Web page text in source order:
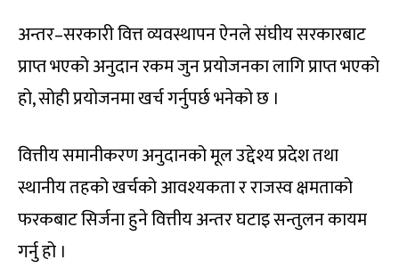
अन्तर–सरकारी वित्त व्यवस्थापन ऐनले संघीय सरकारबाट
प्राप्त भएको अनुदान रकम जुन प्रयोजनका लागि प्राप्त भएको
हो, सोही प्रयोजनमा खर्च गर्नुपर्छ भनेको छ ।
वित्तीय समानीकरण अनुदानको मूल उद्देश्य प्रदेश तथा
स्थानीय तहको खर्चको आवश्यकता र राजस्व क्षमताको
फरकबाट सिर्जना हुने वित्तीय अन्तर घटाइ सन्तुलन कायम
गर्नु हो ।